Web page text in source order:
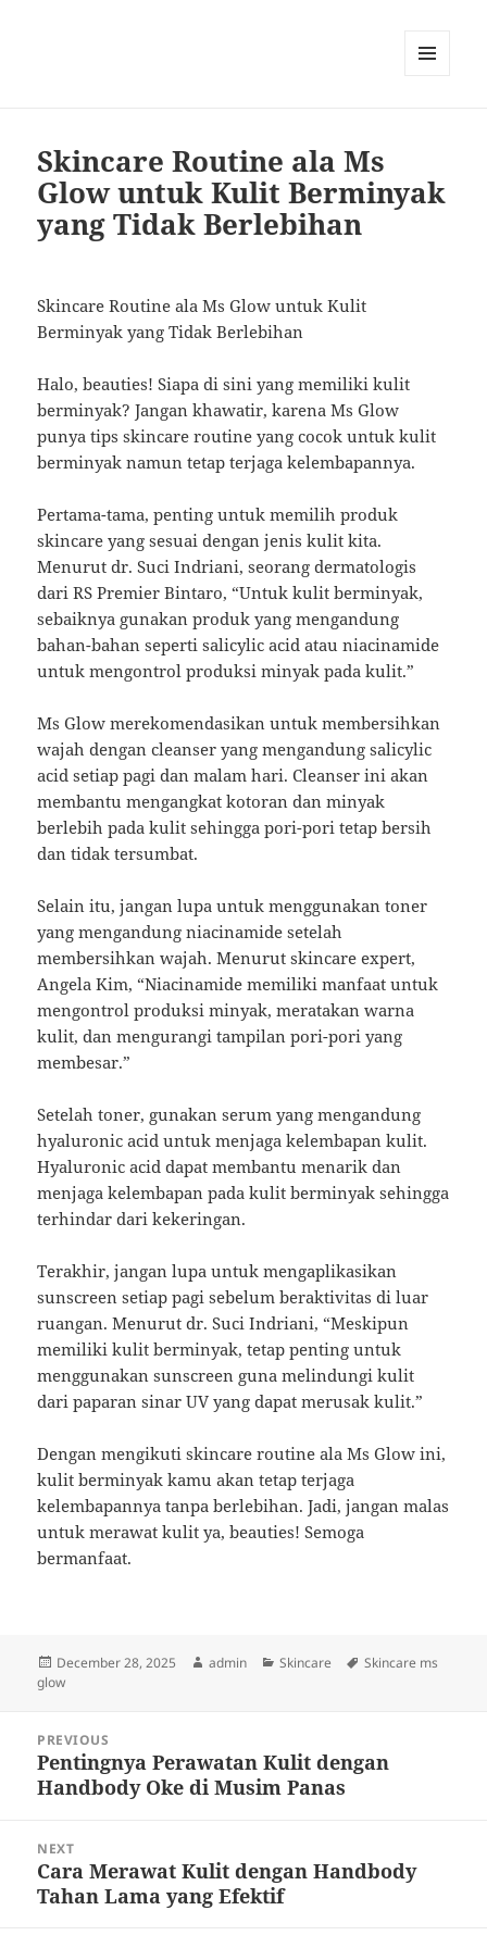
Skincare Routine ala Ms
Glow untuk Kulit Berminyak
yang Tidak Berlebihan
Skincare Routine ala Ms Glow untuk Kulit
Berminyak yang Tidak Berlebihan
Halo, beauties! Siapa di sini yang memiliki kulit
berminyak? Jangan khawatir, karena Ms Glow
punya tips skincare routine yang cocok untuk kulit
berminyak namun tetap terjaga kelembapannya.
Pertama-tama, penting untuk memilih produk
skincare yang sesuai dengan jenis kulit kita.
Menurut dr. Suci Indriani, seorang dermatologis
dari RS Premier Bintaro, “Untuk kulit berminyak,
sebaiknya gunakan produk yang mengandung
bahan-bahan seperti salicylic acid atau niacinamide
untuk mengontrol produksi minyak pada kulit.”
Ms Glow merekomendasikan untuk membersihkan
wajah dengan cleanser yang mengandung salicylic
acid setiap pagi dan malam hari. Cleanser ini akan
membantu mengangkat kotoran dan minyak
berlebih pada kulit sehingga pori-pori tetap bersih
dan tidak tersumbat.
Selain itu, jangan lupa untuk menggunakan toner
yang mengandung niacinamide setelah
membersihkan wajah. Menurut skincare expert,
Angela Kim, “Niacinamide memiliki manfaat untuk
mengontrol produksi minyak, meratakan warna
kulit, dan mengurangi tampilan pori-pori yang
membesar.”
Setelah toner, gunakan serum yang mengandung
hyaluronic acid untuk menjaga kelembapan kulit.
Hyaluronic acid dapat membantu menarik dan
menjaga kelembapan pada kulit berminyak sehingga
terhindar dari kekeringan.
Terakhir, jangan lupa untuk mengaplikasikan
sunscreen setiap pagi sebelum beraktivitas di luar
ruangan. Menurut dr. Suci Indriani, “Meskipun
memiliki kulit berminyak, tetap penting untuk
menggunakan sunscreen guna melindungi kulit
dari paparan sinar UV yang dapat merusak kulit.”
Dengan mengikuti skincare routine ala Ms Glow ini,
kulit berminyak kamu akan tetap terjaga
kelembapannya tanpa berlebihan. Jadi, jangan malas
untuk merawat kulit ya, beauties! Semoga
bermanfaat.
Posted
on
December 28, 2025 Author
admin Categories
Skincare Tags
Skincare ms
glow
navigation
PREVIOUS
Previous
post:
Pentingnya Perawatan Kulit dengan
Handbody Oke di Musim Panas
NEXT
Next
post:
Cara Merawat Kulit dengan Handbody
Tahan Lama yang Efektif